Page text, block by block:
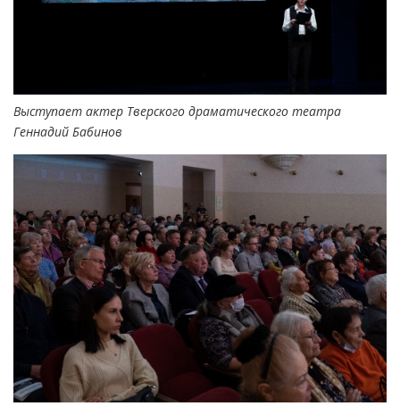
Выступает актер Тверского драматического театра
Геннадий Бабинов